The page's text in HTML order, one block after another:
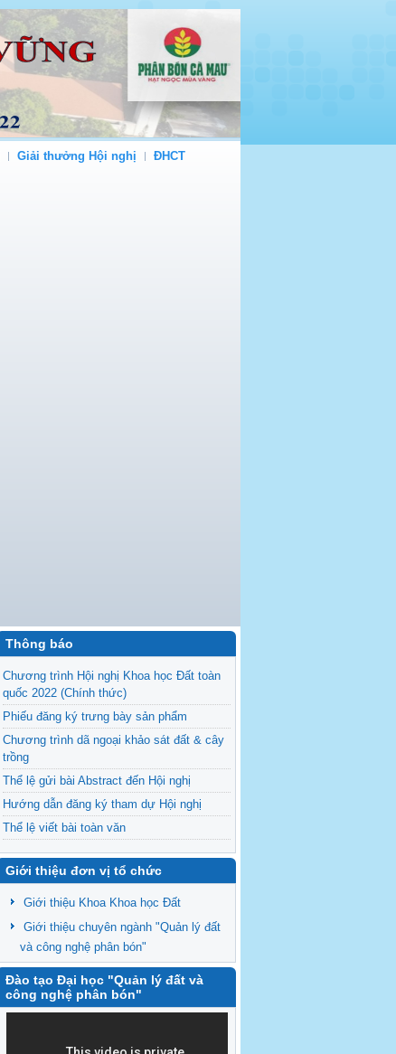
Giải thưởng Hội nghị ĐHCT
Thông báo
Chương trình Hội nghị Khoa học Đất toàn
quốc 2022 (Chính thức)
Phiếu đăng ký trưng bày sản phẩm
Chương trình dã ngoại khảo sát đất & cây
trồng
Thể lệ gửi bài Abstract đến Hội nghị
Hướng dẫn đăng ký tham dự Hội nghị
Thể lệ viết bài toàn văn
Thông báo số 2
Giới thiệu đơn vị tổ chức
Giới thiệu Khoa Khoa học Đất
Giới thiệu chuyên ngành "Quản lý đất
và công nghệ phân bón"
Đào tạo Đại học "Quản lý đất và
công nghệ phân bón"